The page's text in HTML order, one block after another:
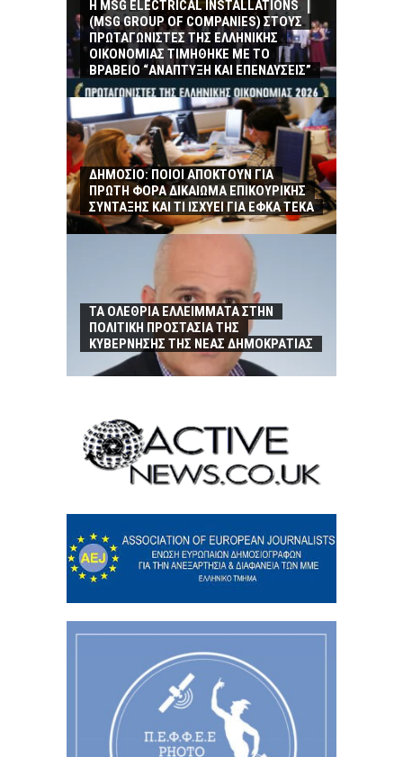
Η MSG ELECTRICAL INSTALLATIONS
(MSG GROUP ΟF COMPANIES) ΣΤΟΥΣ
ΠΡΩΤΑΓΩΝΙΣΤΕΣ ΤΗΣ ΕΛΛΗΝΙΚΗΣ
ΟΙΚΟΝΟΜΙΑΣ ΤΙΜΗΘΗΚΕ ΜΕ ΤΟ
ΒΡΑΒΕΙΟ “ΑΝΑΠΤΥΞΗ ΚΑΙ ΕΠΕΝΔΥΣΕΙΣ”
ΔΗΜΟΣΙΟ: ΠΟΙΟΙ ΑΠΟΚΤΟΥΝ ΓΙΑ
ΠΡΩΤΗ ΦΟΡΑ ΔΙΚΑΙΩΜΑ ΕΠΙΚΟΥΡΙΚΗΣ
ΣΥΝΤΑΞΗΣ ΚΑΙ ΤΙ ΙΣΧΥΕΙ ΓΙΑ ΕΦΚΑ ΤΕΚΑ
ΤΑ ΟΛΕΘΡΙΑ ΕΛΛΕΙΜΜΑΤΑ ΣΤΗΝ
ΠΟΛΙΤΙΚΗ ΠΡΟΣΤΑΣΙΑ ΤΗΣ
ΚΥΒΕΡΝΗΣΗΣ ΤΗΣ ΝΕΑΣ ΔΗΜΟΚΡΑΤΙΑΣ